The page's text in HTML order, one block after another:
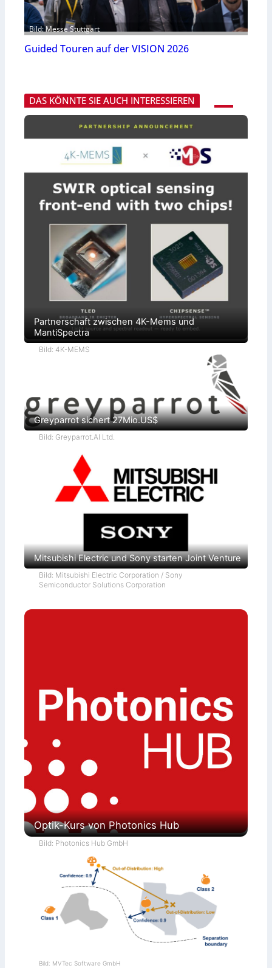
Bild: Messe Stuttgart
Guided Touren auf der VISION 2026
DAS KÖNNTE SIE AUCH INTERESSIEREN
Partnerschaft zwischen 4K-Mems und
MantiSpectra
Bild: 4K-MEMS
Greyparrot sichert 27Mio.US$
Bild: Greyparrot.AI Ltd.
Mitsubishi Electric und Sony starten Joint Venture
Bild: Mitsubishi Electric Corporation / Sony
Semiconductor Solutions Corporation
Optik-Kurs von Photonics Hub
Bild: Photonics Hub GmbH
Bild: MVTec Software GmbH